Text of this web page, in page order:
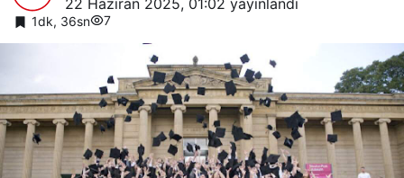
22 Haziran 2025, 01:02 yayınlandı
1dk, 36sn 7